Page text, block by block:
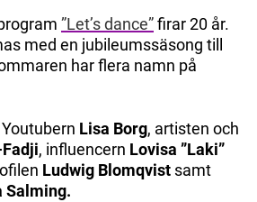
”Let’s dance”firar 20 år.
med en jubileumssäsong till
har flera namn på
Lisa Borg, artisten och
, influencern Lovisa ”Laki”
Ludwig Blomqvist samt
Salming.